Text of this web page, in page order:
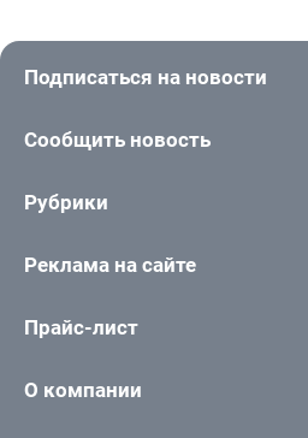
Подписаться на новости
Сообщить новость
Рубрики
Реклама на сайте
Прайс-лист
О компании